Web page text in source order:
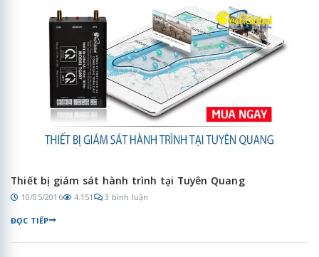
Thiết bị giám sát hành trình tại Tuyên Quang
10/05/2016 4.151 3 bình luận
ĐỌC TIẾP